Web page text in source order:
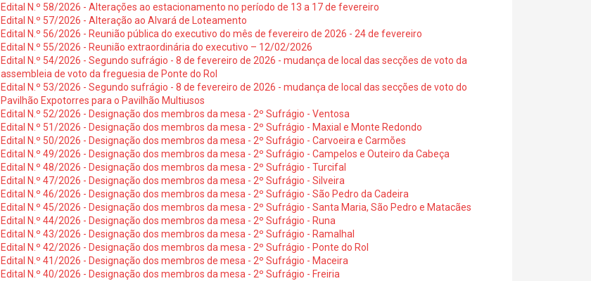
Edital N.º 58/2026 - Alterações ao estacionamento no período de 13 a 17 de fevereiro
Edital N.º 57/2026 - Alteração ao Alvará de Loteamento
Edital N.º 56/2026 - Reunião pública do executivo do mês de fevereiro de 2026 - 24 de fevereiro
Edital N.º 55/2026 - Reunião extraordinária do executivo – 12/02/2026
Edital N.º 54/2026 - Segundo sufrágio - 8 de fevereiro de 2026 - mudança de local das secções de voto da
assembleia de voto da freguesia de Ponte do Rol
Edital N.º 53/2026 - Segundo sufrágio - 8 de fevereiro de 2026 - mudança de local das secções de voto do
Pavilhão Expotorres para o Pavilhão Multiusos
Edital N.º 52/2026 - Designação dos membros da mesa - 2º Sufrágio - Ventosa
Edital N.º 51/2026 - Designação dos membros da mesa - 2º Sufrágio - Maxial e Monte Redondo
Edital N.º 50/2026 - Designação dos membros da mesa - 2º Sufrágio - Carvoeira e Carmões
Edital N.º 49/2026 - Designação dos membros da mesa - 2º Sufrágio - Campelos e Outeiro da Cabeça
Edital N.º 48/2026 - Designação dos membros da mesa - 2º Sufrágio - Turcifal
Edital N.º 47/2026 - Designação dos membros da mesa - 2º Sufrágio - Silveira
Edital N.º 46/2026 - Designação dos membros da mesa - 2º Sufrágio - São Pedro da Cadeira
Edital N.º 45/2026 - Designação dos membros da mesa - 2º Sufrágio - Santa Maria, São Pedro e Matacães
Edital N.º 44/2026 - Designação dos membros da mesa - 2º Sufrágio - Runa
Edital N.º 43/2026 - Designação dos membros da mesa - 2º Sufrágio - Ramalhal
Edital N.º 42/2026 - Designação dos membros da mesa - 2º Sufrágio - Ponte do Rol
Edital N.º 41/2026 - Designação dos membros de mesa - 2º Sufrágio - Maceira
Edital N.º 40/2026 - Designação dos membros da mesa - 2º Sufrágio - Freiria